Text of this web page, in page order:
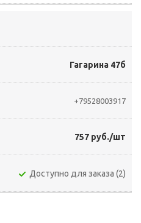
Гагарина 47б
+79528003917
757 руб./шт
Доступно для заказа (2)